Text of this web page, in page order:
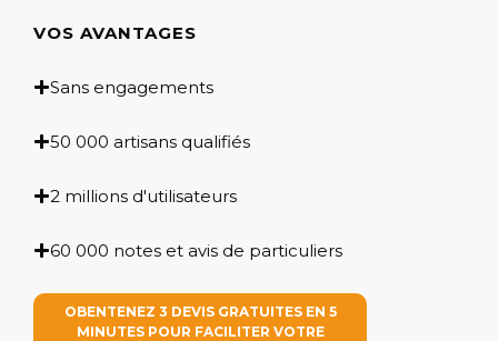
VOS AVANTAGES
Sans engagements
50 000 artisans qualifiés
2 millions d'utilisateurs
60 000 notes et avis de particuliers
OBENTENEZ 3 DEVIS GRATUITES EN 5
MINUTES POUR FACILITER VOTRE